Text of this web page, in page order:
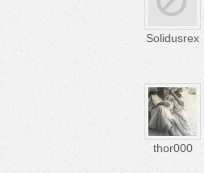
Solidusrex
thor000